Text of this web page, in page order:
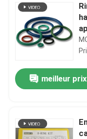
Aperçu
meilleur prix